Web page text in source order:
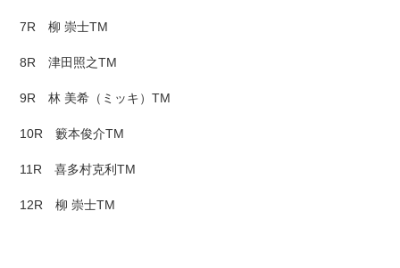
7R 柳 崇士TM
8R 津田照之TM
9R 林 美希（ミッキ）TM
10R 籔本俊介TM
11R 喜多村克利TM
12R 柳 崇士TM